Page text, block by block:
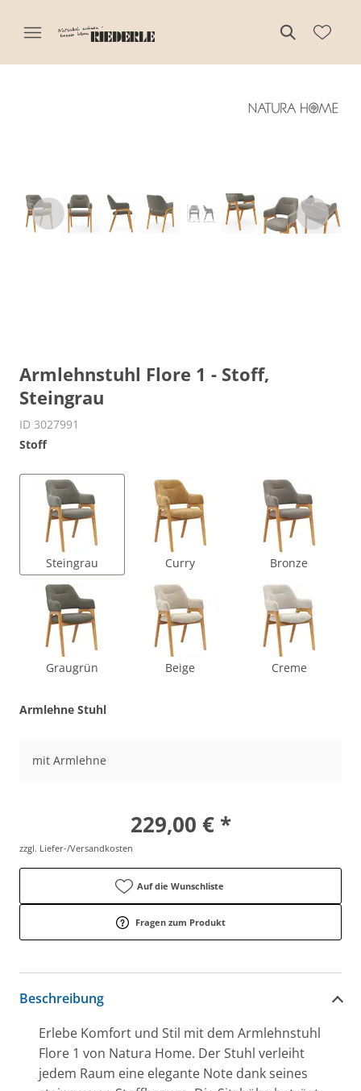
Armlehnstuhl Flore 1 - Stoff,
Steingrau
ID 3027991
Stoff
Steingrau Curry Bronze
Graugrün Beige Creme
Armlehne Stuhl
mit Armlehne
229,00 € *
zzgl. Liefer-/Versandkosten
Auf die Wunschliste
Fragen zum Produkt
Beschreibung
Erlebe Komfort und Stil mit dem Armlehnstuhl
Flore 1 von Natura Home. Der Stuhl verleiht
jedem Raum eine elegante Note dank seines